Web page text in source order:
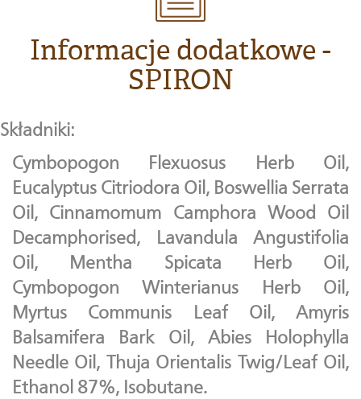
Informacje dodatkowe -
SPIRON
Składniki:
Cymbopogon Flexuosus Herb Oil,
Eucalyptus Citriodora Oil, Boswellia Serrata
Oil, Cinnamomum Camphora Wood Oil
Decamphorised, Lavandula Angustifolia
Oil, Mentha Spicata Herb Oil,
Cymbopogon Winterianus Herb Oil,
Myrtus Communis Leaf Oil, Amyris
Balsamifera Bark Oil, Abies Holophylla
Needle Oil, Thuja Orientalis Twig/Leaf Oil,
Ethanol 87%, Isobutane.